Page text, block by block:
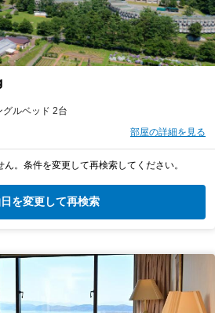
グルベッド 2台
部屋の詳細を見る
。条件を変更して再検索してください。
を変更して再検索